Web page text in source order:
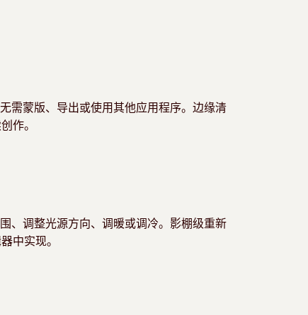
需蒙版、导出或使用其他应用程序。边缘清
作。
、调整光源方向、调暖或调冷。影棚级重新
中实现。